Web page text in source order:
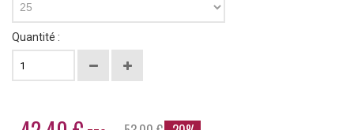
25
Quantité :